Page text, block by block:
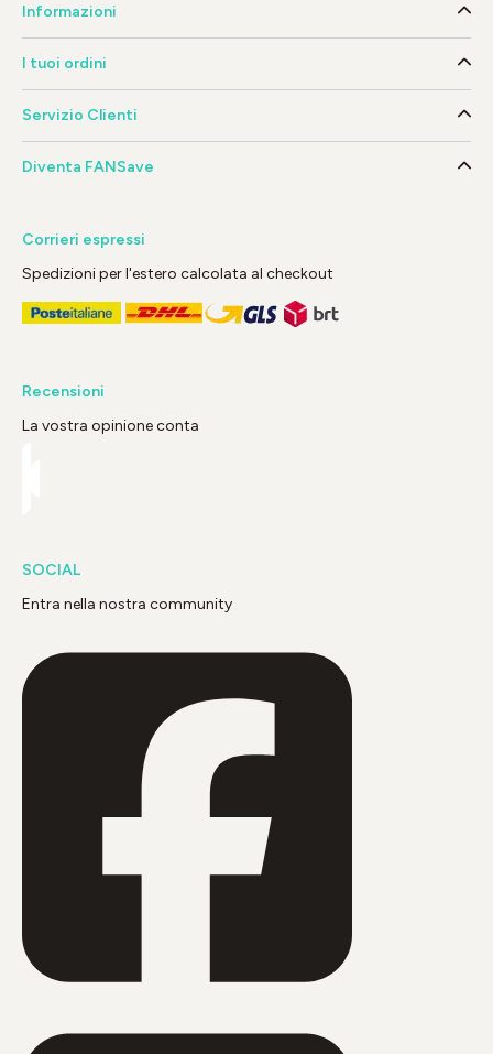
Informazioni
I tuoi ordini
Servizio Clienti
Diventa FANSave
Corrieri espressi
Spedizioni per l'estero calcolata al checkout
Recensioni
La vostra opinione conta
SOCIAL
Entra nella nostra community